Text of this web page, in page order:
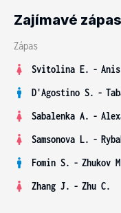
Zajímavé
Zápas
Svitolina E. -
D'Agostino S. -
Sabalenka A. -
Samsonova L. -
Fomin S. - Zhukov
Zhang J. - Zhu C.